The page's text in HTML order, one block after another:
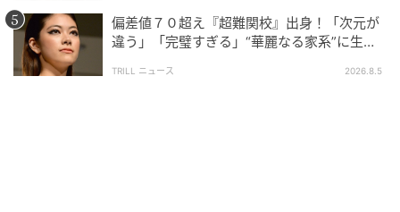
偏差値７０超え『超難関校』出身！「次元が
違う」「完璧すぎる」“華麗なる家系”に生ま
TRILL ニュース 2026.8.5